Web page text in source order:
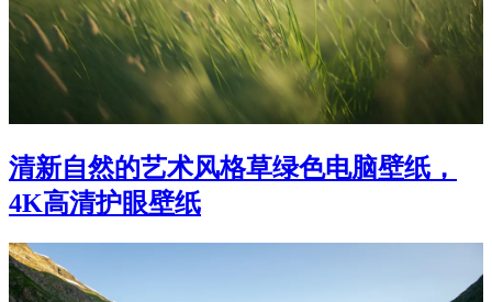
清新自然的艺术风格草绿色电脑壁纸，
4K高清护眼壁纸